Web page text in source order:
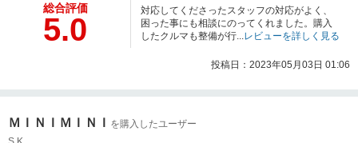
総合評価
5.0
対応してくださったスタッフの対応がよく、
困った事にも相談にのってくれました。購入
したクルマも整備が行... レビューを詳しく見る
投稿日：2023年05月03日 01:06
ＭＩＮＩＭＩＮＩ を購入したユーザー